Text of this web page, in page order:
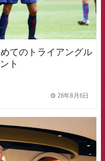
てのトライアングル
ト
26年8月6日